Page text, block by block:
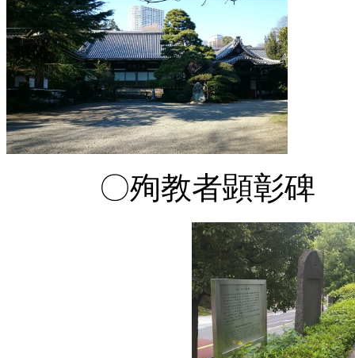
〇殉教者顕彰碑